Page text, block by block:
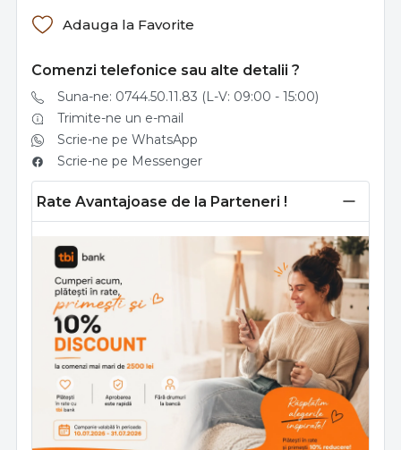
Adauga la Favorite
Comenzi telefonice sau alte detalii ?
Suna-ne: 0744.50.11.83 (L-V: 09:00 - 15:00)
Trimite-ne un e-mail
Scrie-ne pe WhatsApp
Scrie-ne pe Messenger
Rate Avantajoase de la Parteneri !